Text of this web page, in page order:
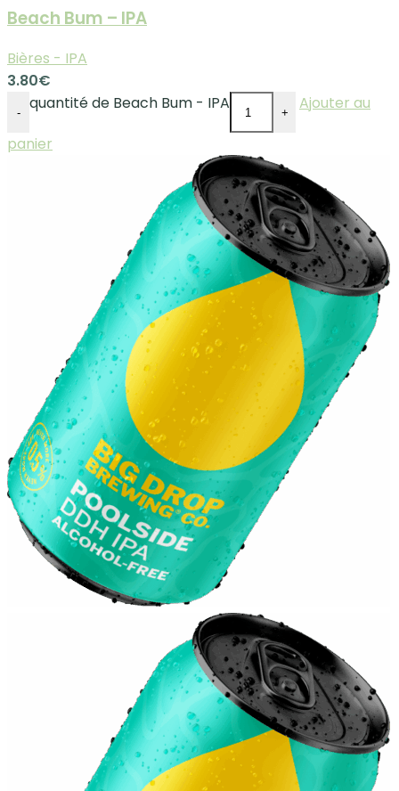
Beach Bum – IPA
Bières - IPA
3.80€
- quantité de Beach Bum - IPA +
Ajouter au
panier